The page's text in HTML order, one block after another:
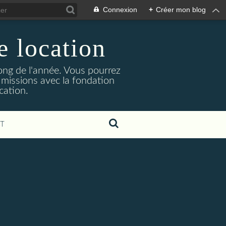
Connexion + Créer mon blog
location
de l'année. Vous pourrez
avec la fondation